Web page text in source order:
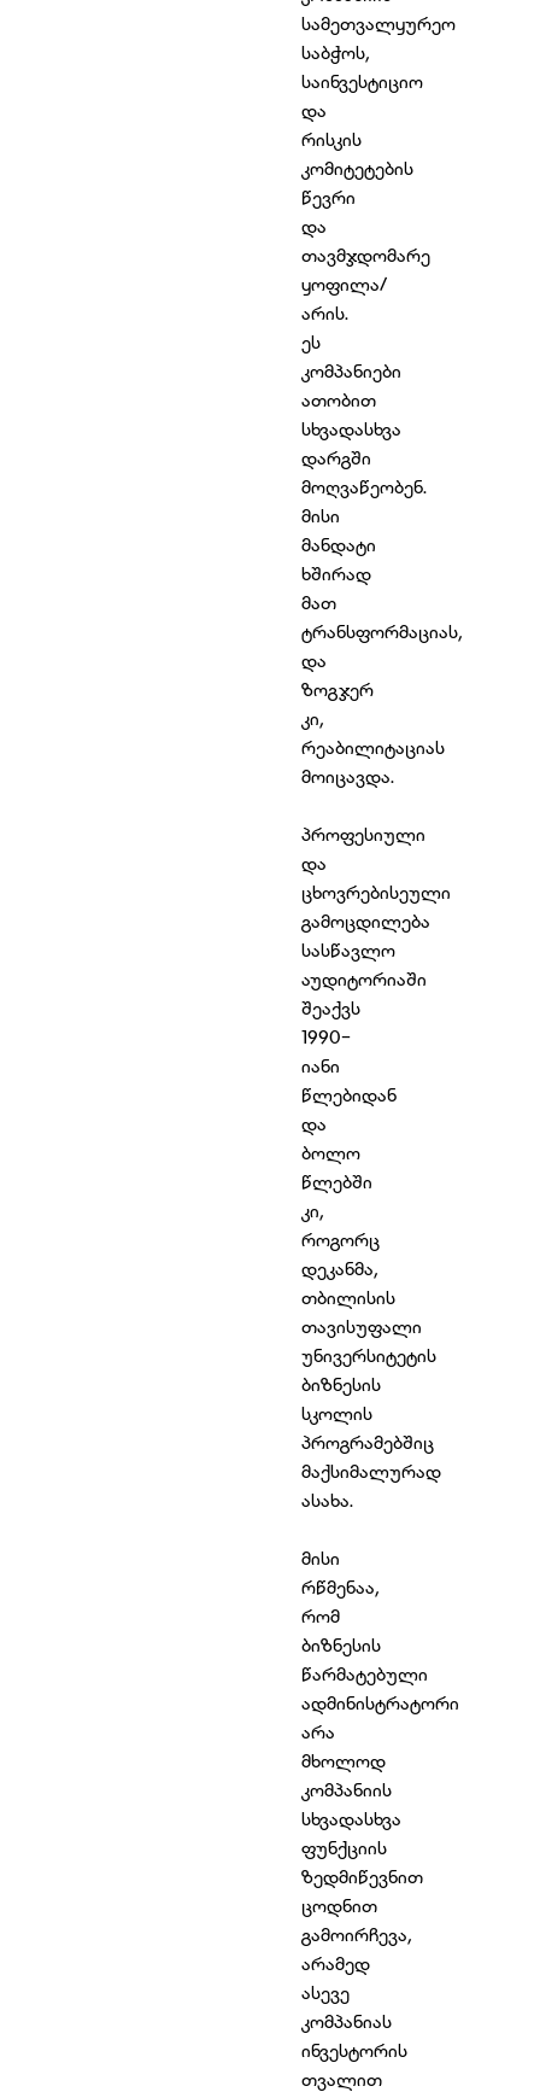
სამეთვალყურეო
საბჭოს,
საინვესტიციო
და
რისკის
კომიტეტების
წევრი
და
თავმჯდომარე
ყოფილა/
არის.
ეს
კომპანიები
ათობით
სხვადასხვა
დარგში
მოღვაწეობენ.
მისი
მანდატი
ხშირად
მათ
ტრანსფორმაციას,
და
ზოგჯერ
კი,
რეაბილიტაციას
მოიცავდა.
პროფესიული
და
ცხოვრებისეული
გამოცდილება
სასწავლო
აუდიტორიაში
შეაქვს
1990-
იანი
წლებიდან
და
ბოლო
წლებში
კი,
როგორც
დეკანმა,
თბილისის
თავისუფალი
უნივერსიტეტის
ბიზნესის
სკოლის
პროგრამებშიც
მაქსიმალურად
ასახა.
მისი
რწმენაა,
რომ
ბიზნესის
წარმატებული
ადმინისტრატორი
არა
მხოლოდ
კომპანიის
სხვადასხვა
ფუნქციის
ზედმიწევნით
ცოდნით
გამოირჩევა,
არამედ
ასევე
კომპანიას
ინვესტორის
თვალით